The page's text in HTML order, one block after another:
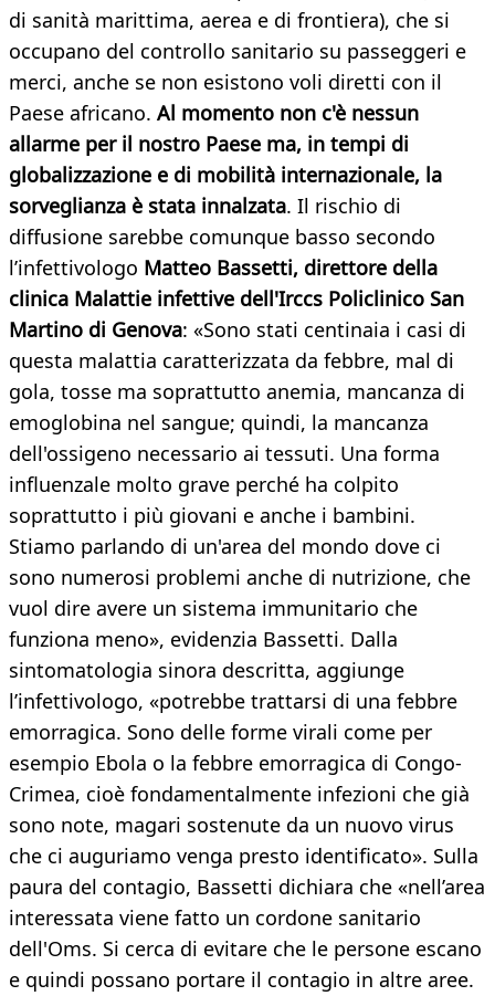
di sanità marittima, aerea e di frontiera), che si
occupano del controllo sanitario su passeggeri e
merci, anche se non esistono voli diretti con il
Paese africano. Al momento non c'è nessun
allarme per il nostro Paese ma, in tempi di
globalizzazione e di mobilità internazionale, la
sorveglianza è stata innalzata. Il rischio di
diffusione sarebbe comunque basso secondo
l’infettivologo Matteo Bassetti, direttore della
clinica Malattie infettive dell'Irccs Policlinico San
Martino di Genova: «Sono stati centinaia i casi di
questa malattia caratterizzata da febbre, mal di
gola, tosse ma soprattutto anemia, mancanza di
emoglobina nel sangue; quindi, la mancanza
dell'ossigeno necessario ai tessuti. Una forma
influenzale molto grave perché ha colpito
soprattutto i più giovani e anche i bambini.
Stiamo parlando di un'area del mondo dove ci
sono numerosi problemi anche di nutrizione, che
vuol dire avere un sistema immunitario che
funziona meno», evidenzia Bassetti. Dalla
sintomatologia sinora descritta, aggiunge
l’infettivologo, «potrebbe trattarsi di una febbre
emorragica. Sono delle forme virali come per
esempio Ebola o la febbre emorragica di Congo-
Crimea, cioè fondamentalmente infezioni che già
sono note, magari sostenute da un nuovo virus
che ci auguriamo venga presto identificato». Sulla
paura del contagio, Bassetti dichiara che «nell’area
interessata viene fatto un cordone sanitario
dell'Oms. Si cerca di evitare che le persone escano
e quindi possano portare il contagio in altre aree.